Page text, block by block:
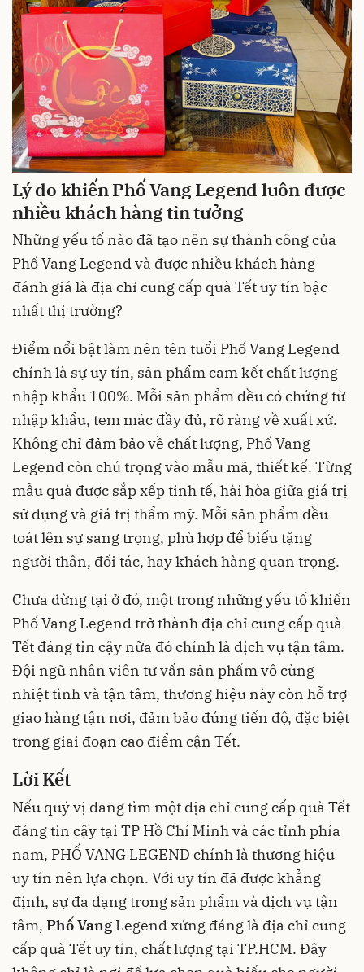
Lý do khiến Phố Vang Legend luôn được
nhiều khách hàng tin tưởng
Những yếu tố nào đã tạo nên sự thành công của
Phố Vang Legend và được nhiều khách hàng
đánh giá là địa chỉ cung cấp quà Tết uy tín bậc
nhất thị trường?
Điểm nổi bật làm nên tên tuổi Phố Vang Legend
chính là sự uy tín, sản phẩm cam kết chất lượng
nhập khẩu 100%. Mỗi sản phẩm đều có chứng từ
nhập khẩu, tem mác đầy đủ, rõ ràng về xuất xứ.
Không chỉ đảm bảo về chất lượng, Phố Vang
Legend còn chú trọng vào mẫu mã, thiết kế. Từng
mẫu quà được sắp xếp tinh tế, hài hòa giữa giá trị
sử dụng và giá trị thẩm mỹ. Mỗi sản phẩm đều
toát lên sự sang trọng, phù hợp để biếu tặng
người thân, đối tác, hay khách hàng quan trọng.
Chưa dừng tại ở đó, một trong những yếu tố khiến
Phố Vang Legend trở thành địa chỉ cung cấp quà
Tết đáng tin cậy nữa đó chính là dịch vụ tận tâm.
Đội ngũ nhân viên tư vấn sản phẩm vô cùng
nhiệt tình và tận tâm, thương hiệu này còn hỗ trợ
giao hàng tận nơi, đảm bảo đúng tiến độ, đặc biệt
trong giai đoạn cao điểm cận Tết.
Lời Kết
Nếu quý vị đang tìm một địa chỉ cung cấp quà Tết
đáng tin cậy tại TP Hồ Chí Minh và các tỉnh phía
nam, PHỐ VANG LEGEND chính là thương hiệu
uy tín nên lựa chọn. Với uy tín đã được khẳng
định, sự đa dạng trong sản phẩm và dịch vụ tận
tâm, Phố Vang Legend xứng đáng là địa chỉ cung
cấp quà Tết uy tín, chất lượng tại TP.HCM. Đây